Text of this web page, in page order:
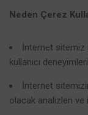
Neden Çerez
İnternet
kullanıcı
İnternet
olacak analizleri